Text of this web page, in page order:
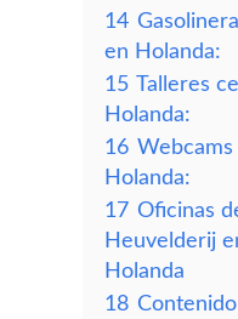
14
en Holanda:
15 Talleres
Holanda:
16
Holanda:
17 Oficinas
Heuvelderij
Holanda
18